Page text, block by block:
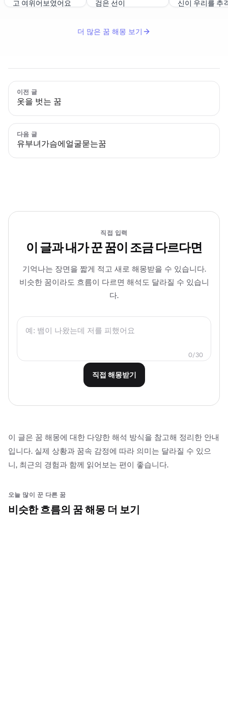
고 여위어보였어요
검은 선이
신이 우리를 추
더 많은 꿈 해몽 보기
이전 글
옷을 벗는 꿈
다음 글
유부녀가슴에얼굴묻는꿈
직접 입력
이 글과 내가 꾼 꿈이 조금 다르다면
기억나는 장면을 짧게 적고 새로 해몽받을 수 있습니다.
비슷한 꿈이라도 흐름이 다르면 해석도 달라질 수 있습니
다.
0/30
직접 해몽받기
이 글은 꿈 해몽에 대한 다양한 해석 방식을 참고해 정리한 안내
입니다. 실제 상황과 꿈속 감정에 따라 의미는 달라질 수 있으
니, 최근의 경험과 함께 읽어보는 편이 좋습니다.
오늘 많이 꾼 다른 꿈
비슷한 흐름의 꿈 해몽 더 보기